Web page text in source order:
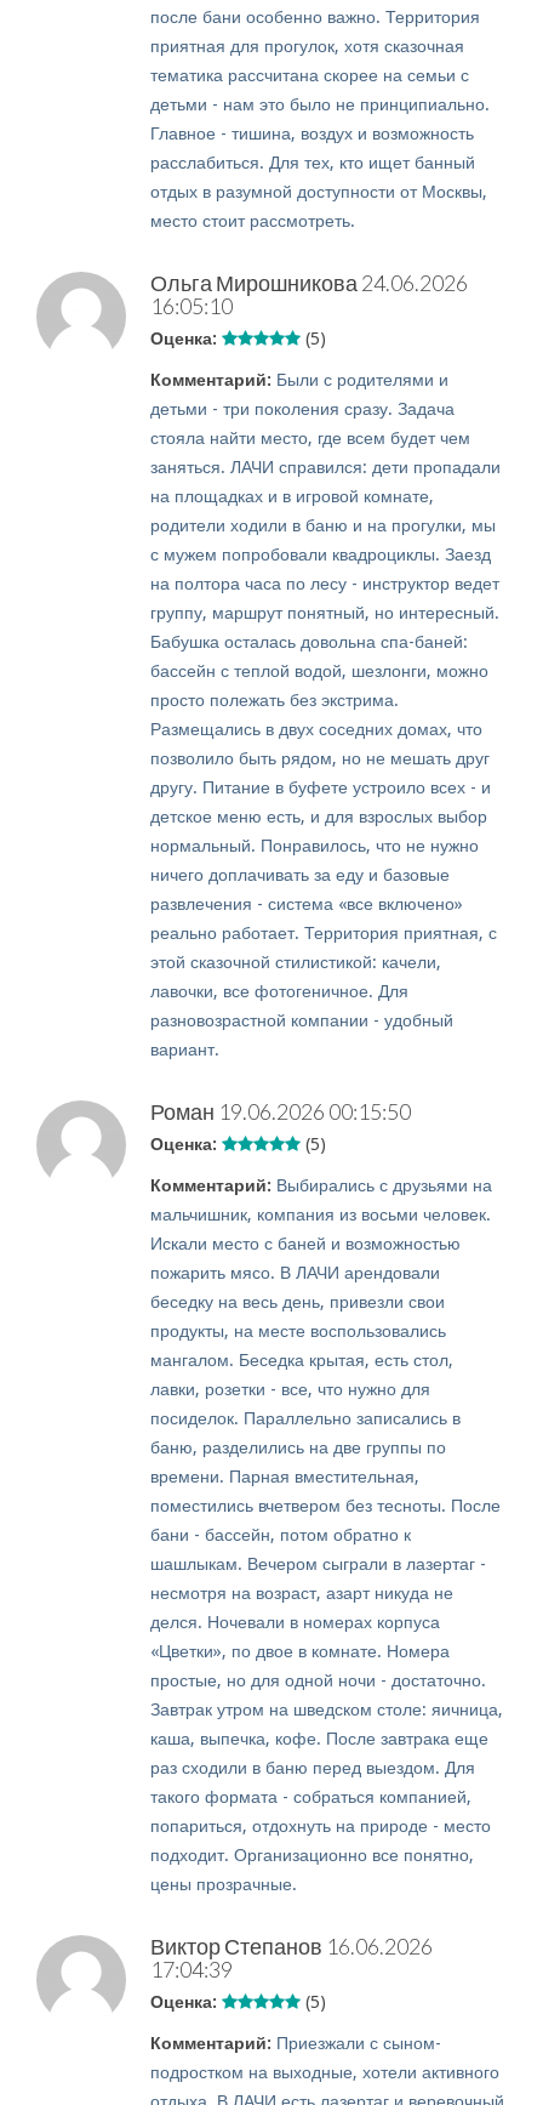
после бани особенно важно. Территория
приятная для прогулок, хотя сказочная
тематика рассчитана скорее на семьи с
детьми - нам это было не принципиально.
Главное - тишина, воздух и возможность
расслабиться. Для тех, кто ищет банный
отдых в разумной доступности от Москвы,
место стоит рассмотреть.
Ольга Мирошникова 24.06.2026
16:05:10
Оценка: (5)
Комментарий: Были с родителями и
детьми - три поколения сразу. Задача
стояла найти место, где всем будет чем
заняться. ЛАЧИ справился: дети пропадали
на площадках и в игровой комнате,
родители ходили в баню и на прогулки, мы
с мужем попробовали квадроциклы. Заезд
на полтора часа по лесу - инструктор ведет
группу, маршрут понятный, но интересный.
Бабушка осталась довольна спа-баней:
бассейн с теплой водой, шезлонги, можно
просто полежать без экстрима.
Размещались в двух соседних домах, что
позволило быть рядом, но не мешать друг
другу. Питание в буфете устроило всех - и
детское меню есть, и для взрослых выбор
нормальный. Понравилось, что не нужно
ничего доплачивать за еду и базовые
развлечения - система «все включено»
реально работает. Территория приятная, с
этой сказочной стилистикой: качели,
лавочки, все фотогеничное. Для
разновозрастной компании - удобный
вариант.
Роман 19.06.2026 00:15:50
Оценка: (5)
Комментарий: Выбирались с друзьями на
мальчишник, компания из восьми человек.
Искали место с баней и возможностью
пожарить мясо. В ЛАЧИ арендовали
беседку на весь день, привезли свои
продукты, на месте воспользовались
мангалом. Беседка крытая, есть стол,
лавки, розетки - все, что нужно для
посиделок. Параллельно записались в
баню, разделились на две группы по
времени. Парная вместительная,
поместились вчетвером без тесноты. После
бани - бассейн, потом обратно к
шашлыкам. Вечером сыграли в лазертаг -
несмотря на возраст, азарт никуда не
делся. Ночевали в номерах корпуса
«Цветки», по двое в комнате. Номера
простые, но для одной ночи - достаточно.
Завтрак утром на шведском столе: яичница,
каша, выпечка, кофе. После завтрака еще
раз сходили в баню перед выездом. Для
такого формата - собраться компанией,
попариться, отдохнуть на природе - место
подходит. Организационно все понятно,
цены прозрачные.
Виктор Степанов 16.06.2026
17:04:39
Оценка: (5)
Комментарий: Приезжали с сыном-
подростком на выходные, хотели активного